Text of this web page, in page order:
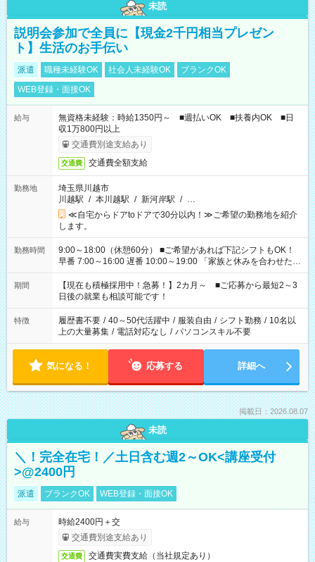
未読
説明会参加で全員に【現金2千円相当プレゼン
ト】生活のお手伝い
派遣 職種未経験OK 社会人未経験OK
ブランクOK
WEB登録・面接OK
給与
無資格未経験：時給1350円～ ■週払いOK ■扶養内OK ■日
収1万800円以上
交通費別途支給あり
交通費 交通費全額支給
勤務地
埼玉県川越市
川越駅 / 本川越駅 / 新河岸駅 / …
≪自宅からドアtoドアで30分以内！≫ご希望の勤務地を紹介
します。
勤務時間
9:00～18:00（休憩60分） ■ご希望があれば下記シフトもOK！
早番 7:00～16:00 遅番 10:00～19:00 「家族と休みを合わせた
い」 「余裕を持って夕飯の準備がしたい」 「できれば残業はし
たくない」 など、ご希望を教えてくださいね。 ※Wワーク希望
の方へ 今ご覧のお仕事で希望する勤務時間と、もう1つのお仕事
の勤務時間。 合計で週40時間を超える場合は応募できません。
期間
【現在も積極採用中！急募！】2カ月～ ■ご応募から最短2～3
日後の就業も相談可能です！
特徴 履歴書不要 / 40～50代活躍中 / 服装自由 / シフト勤務 / 10名以
上の大量募集 / 電話対応なし / パソコンスキル不要
気になる！ 応募する 詳細へ
掲載日：2026.08.07
未読
＼！完全在宅！／土日含む週2～OK<講座受付
>@2400円
派遣 ブランクOK WEB登録・面接OK
給与
時給2400円＋交
交通費別途支給あり
交通費 交通費実費支給（当社規定あり）